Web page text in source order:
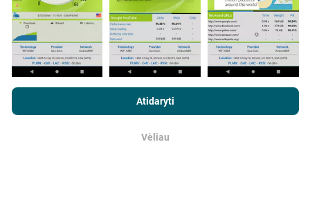
žemėlapiuose. Filtravimo taisyklės taikomos prieš
skaičiavimo parodymus.
Kaip atliekami atnaujinimai?
Atidaryti
Vėliau
, taip pat su „nPerf“ testu
licencijos sutartis.
Gerai